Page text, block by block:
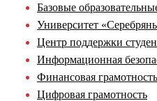
Базовые
Университет
Центр поддержки
Информационная
Финансовая грамотность
Цифровая грамотность